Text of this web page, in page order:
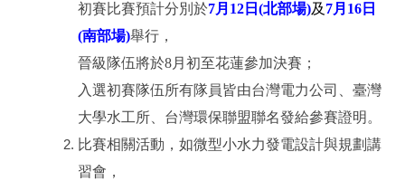
初賽比賽預計分別於7月12日(北部場)及 7月16日
(南部場)舉行，
晉級隊伍將於8月初至花蓮參加決賽；
入選初賽隊伍所有隊員皆由台灣電力公司、臺灣
大學水工所、台灣環保聯盟聯名發給參賽證明。
比賽相關活動，如微型小水力發電設計與規劃講
習會，